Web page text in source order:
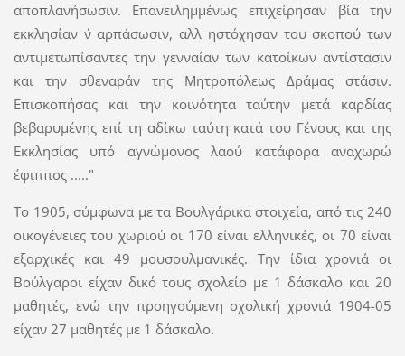
αποπλανήσωσιν. Επανειλημμένως επιχείρησαν βία την
εκκλησίαν ν΄ αρπάσωσιν, αλλ ηστόχησαν του σκοπού των
αντιμετωπίσαντες την γενναίαν των κατοίκων αντίστασιν
και την σθεναράν της Μητροπόλεως Δράμας στάσιν.
Επισκοπήσας και την κοινότητα ταύτην μετά καρδίας
βεβαρυμένης επί τη αδίκω ταύτη κατά του Γένους και της
Εκκλησίας υπό αγνώμονος λαού κατάφορα αναχωρώ
έφιππος ....."
Το 1905, σύμφωνα με τα Βουλγάρικα στοιχεία, από τις 240
οικογένειες του χωριού οι 170 είναι ελληνικές, οι 70 είναι
εξαρχικές και 49 μουσουλμανικές. Την ίδια χρονιά οι
Βούλγαροι είχαν δικό τους σχολείο με 1 δάσκαλο και 20
μαθητές, ενώ την προηγούμενη σχολική χρονιά 1904-05
είχαν 27 μαθητές με 1 δάσκαλο.